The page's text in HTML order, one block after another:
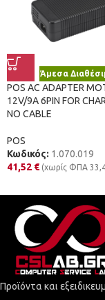
Άμεσα
POS AC ADAPTER
12V/9A 6PIN FOR
NO CABLE
POS
Κωδικός: 1.070.019
41,52 € (χωρίς ΦΠΑ
Προϊόντα και